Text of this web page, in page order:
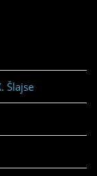
Šlajse